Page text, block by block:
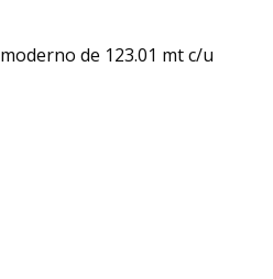
de 123.01 mt c/u